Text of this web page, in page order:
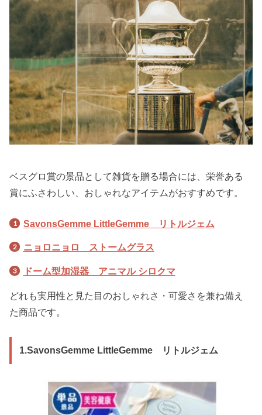
ベスグロ賞の景品として雑貨を贈る場合には、栄誉ある
賞にふさわしい、おしゃれなアイテムがおすすめです。
SavonsGemme LittleGemme リトルジェム
ニョロニョロ ストームグラス
ドーム型加湿器 アニマル シロクマ
どれも実用性と見た目のおしゃれさ・可愛さを兼ね備え
た商品です。
1.SavonsGemme LittleGemme リトルジェム